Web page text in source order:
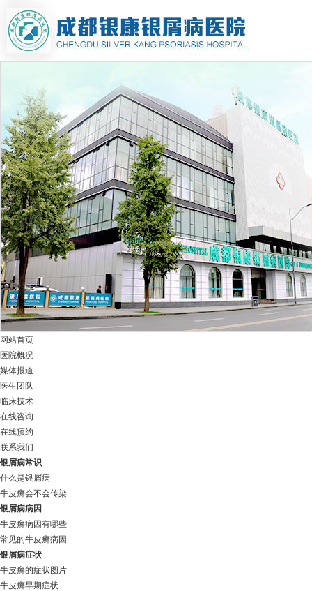
网站首页
医院概况
媒体报道
医生团队
临床技术
在线咨询
在线预约
联系我们
银屑病常识
什么是银屑病
牛皮癣会不会传染
银屑病病因
牛皮癣病因有哪些
常见的牛皮癣病因
银屑病症状
牛皮癣的症状图片
牛皮癣早期症状